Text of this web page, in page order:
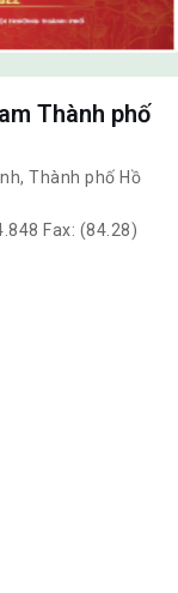
Thành phố
Thành phố Hồ
Fax: (84.28)